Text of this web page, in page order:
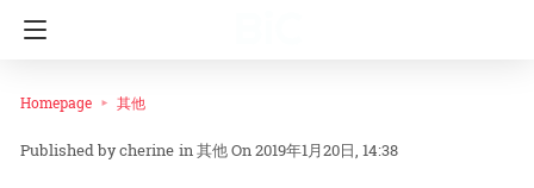
Homepage 其他
cherine in其他On 2019年1月20日, 14:38